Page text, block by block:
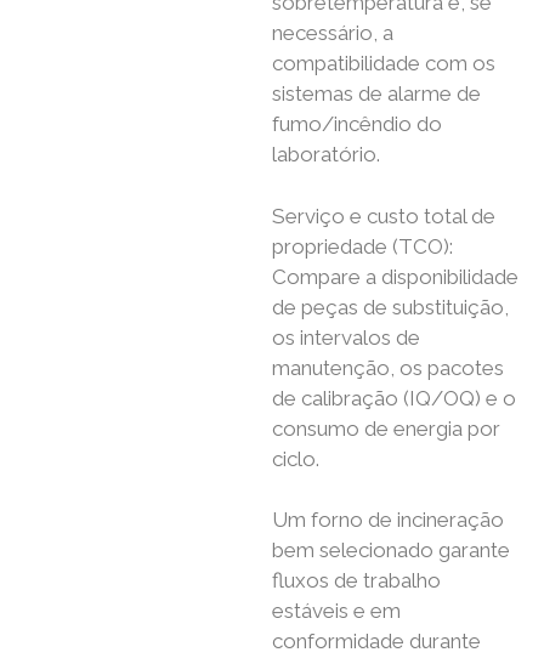
necessário, a
compatibilidade com os
sistemas de alarme de
fumo/incêndio do
laboratório.
Serviço e custo total de
propriedade (TCO):
Compare a disponibilidade
de peças de substituição,
os intervalos de
manutenção, os pacotes
de calibração (IQ/OQ) e o
consumo de energia por
ciclo.
Um forno de incineração
bem selecionado garante
fluxos de trabalho
estáveis ​​e em
conformidade durante